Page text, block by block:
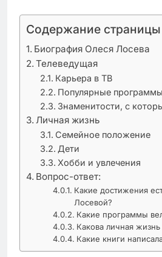
Содержание страницы
Биография Олеся Лосева
Телеведущая
Карьера в ТВ
Популярные программы
Знаменитости, с
Личная жизнь
Семейное положение
Дети
Хобби и увлечения
Вопрос-ответ:
Какие достижения
Лосевой?
Какие программы
Какова личная
Какие книги